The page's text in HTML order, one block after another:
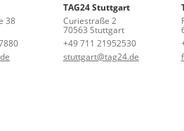
38
TAG24 Stuttgart
Curiestraße 2
70563 Stuttgart
+49 711 21952530
stuttgart@tag24.de